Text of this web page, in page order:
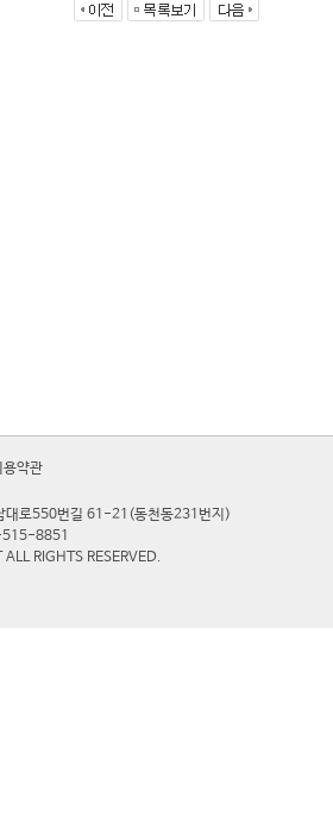
용약관
대로550번길 61-21(동천동231번지)
8851
RIGHTS RESERVED.